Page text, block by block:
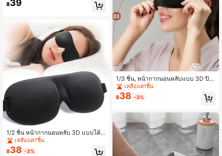
รับซักเสื้อกันหนาว เสื้อผ้า และชุดชั้นใน
กระเป๋าตาข่ายขนาดใหญ่เพื่อป้องกันกา
ลายมินิมอลิสต์ เสื้อด้านบนฤดูร้อน
฿39
1/2 ชิ้น หน้ากากนอนหลับ 3D แบบโค้ง
มน หน้ากากปิดตาป้องกันแสง ระบายอ
ากาศได้ สำหรับการเดินทาง เที่ยวบิน ก
ารงีบหลับ และการปกป้องดวงตา
เหลือแค่7ชิ้น
฿38 -3%
1/3 ชิ้น, หน้ากากนอนหลับแบบ 3D ปิด
แสง พร้อมสายรัดยางยืดปรับได้, หน้าก
ากนอนหลับสำหรับการเดินทาง, หน้ากา
กนอนกลางวันแบบฟองน้ำ
เหลือแค่1ชิ้น
฿38 -3%